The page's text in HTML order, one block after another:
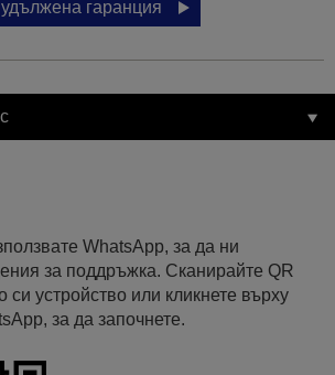
гаранция
WhatsApp, за да ни
за поддръжка. Сканирайте QR
си устройство или кликнете върху
за да започнете.